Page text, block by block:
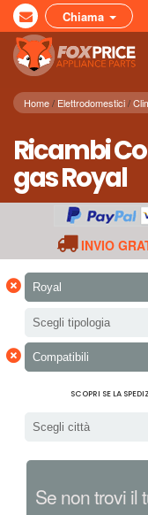
Chiama
Home Elettrodomestici
Ricambi
gas Royal
INVIO
× Royal
Scegli tipologia
× Compatibili
SCOPRI SE LA
Scegli città
Se non trovi il